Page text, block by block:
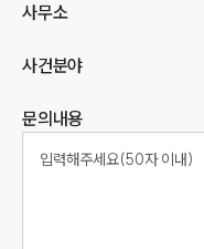
사무소
사건분야
문의내용